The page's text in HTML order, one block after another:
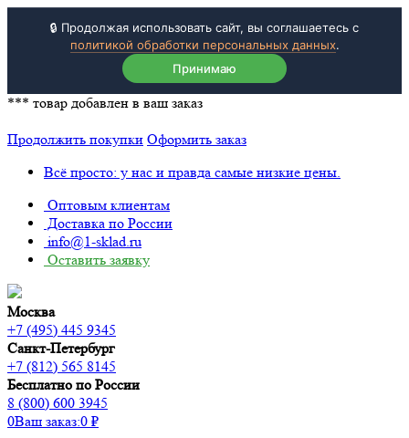
🔒 Продолжая использовать сайт, вы соглашаетесь с
политикой обработки персональных данных.
Принимаю
*** товар добавлен в ваш заказ
Продолжить покупки Оформить заказ
Всё просто: у нас и правда самые низкие цены.
Оптовым клиентам
Доставка по России
info@1-sklad.ru
Оставить заявку
Москва
+7 (495) 445 9345
Санкт-Петербург
+7 (812) 565 8145
Бесплатно по России
8 (800) 600 3945
0Ваш заказ:0 ₽